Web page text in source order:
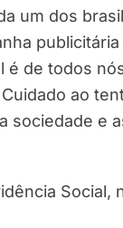
um dos
publicitária
é de todos
ao
sociedade e
Social,